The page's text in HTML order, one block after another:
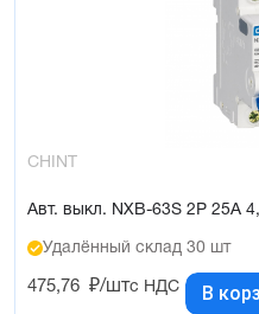
CHINT
Авт. выкл. NXB-63S 2P 25А
Удалённый склад 30 шт
475,76 ₽/штс НДС В